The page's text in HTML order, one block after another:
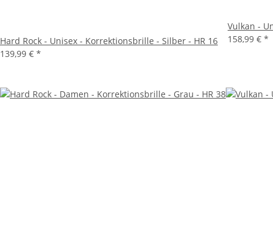
Hard Rock - Unisex - Korrektionsbrille - Silber - HR 16
139,99 € *
Vulkan -
158,99 € *